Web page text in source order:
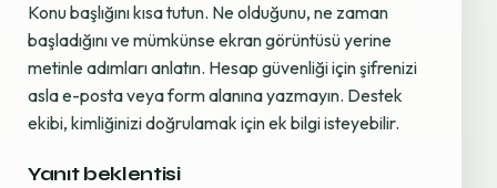
Konu başlığını kısa tutun. Ne olduğunu, ne zaman
başladığını ve mümkünse ekran görüntüsü yerine
metinle adımları anlatın. Hesap güvenliği için şifrenizi
asla e-posta veya form alanına yazmayın. Destek
ekibi, kimliğinizi doğrulamak için ek bilgi isteyebilir.
Yanıt beklentisi